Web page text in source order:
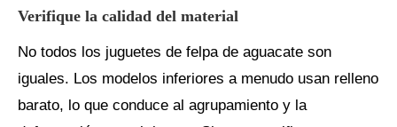
Verifique la calidad del material
No todos los juguetes de felpa de aguacate son
iguales. Los modelos inferiores a menudo usan relleno
barato, lo que conduce al agrupamiento y la